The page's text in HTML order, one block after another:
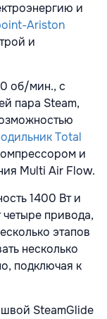
и
Ariston
и
об/мин., с
пара Steam,
Total
и
Multi Air Flow.
1400 Вт и
привода,
этапов
несколько
подключая к
SteamGlide